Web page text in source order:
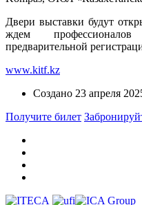
Двери выставки будут
ждем
предварительной
www.kitf.kz
Создано 23 апреля
Получите билет